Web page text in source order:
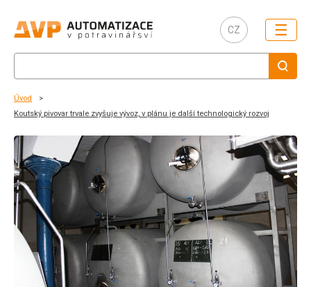
CZ ☰
Úvod
Koutský pivovar trvale zvyšuje vývoz, v plánu je další technologický rozvoj